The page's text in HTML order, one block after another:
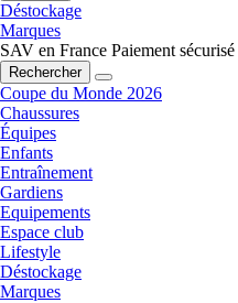
Déstockage
Marques
SAV en France Paiement sécurisé
Rechercher
Coupe du Monde 2026
Chaussures
Équipes
Enfants
Entraînement
Gardiens
Equipements
Espace club
Lifestyle
Déstockage
Marques